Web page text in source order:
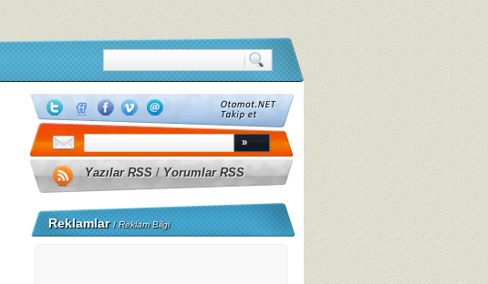
Yazılar RSS/Yorumlar RSS
Reklamlar/Reklam Bilgi